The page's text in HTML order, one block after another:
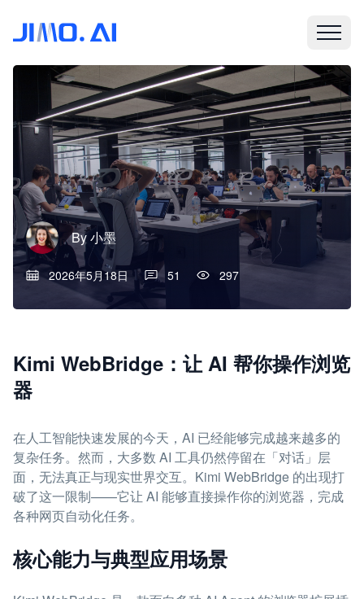
By小墨
2026年5月18日 51 297
Kimi WebBridge：让 AI 帮你操作浏览
器
在人工智能快速发展的今天，AI 已经能够完成越来越多的
复杂任务。然而，大多数 AI 工具仍然停留在「对话」层
面，无法真正与现实世界交互。Kimi WebBridge 的出现打
破了这一限制——它让 AI 能够直接操作你的浏览器，完成
各种网页自动化任务。
核心能力与典型应用场景